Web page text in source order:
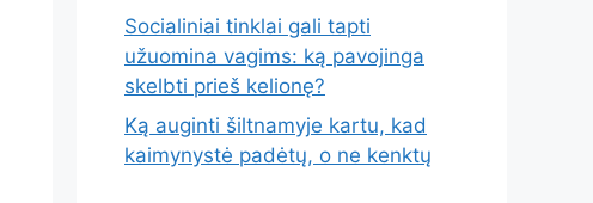
Socialiniai tinklai gali tapti
užuomina vagims: ką pavojinga
skelbti prieš kelionę?
Ką auginti šiltnamyje kartu, kad
kaimynystė padėtų, o ne kenktų